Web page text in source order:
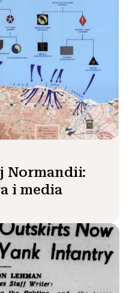
Normandii:
i media